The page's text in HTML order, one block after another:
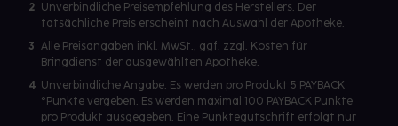
2 Unverbindliche Preisempfehlung des Herstellers. Der
tatsächliche Preis erscheint nach Auswahl der Apotheke.
3 Alle Preisangaben inkl. MwSt., ggf. zzgl. Kosten für
Bringdienst der ausgewählten Apotheke.
4 Unverbindliche Angabe. Es werden pro Produkt 5 PAYBACK
°Punkte vergeben. Es werden maximal 100 PAYBACK Punkte
pro Produkt ausgegeben. Eine Punktegutschrift erfolgt nur